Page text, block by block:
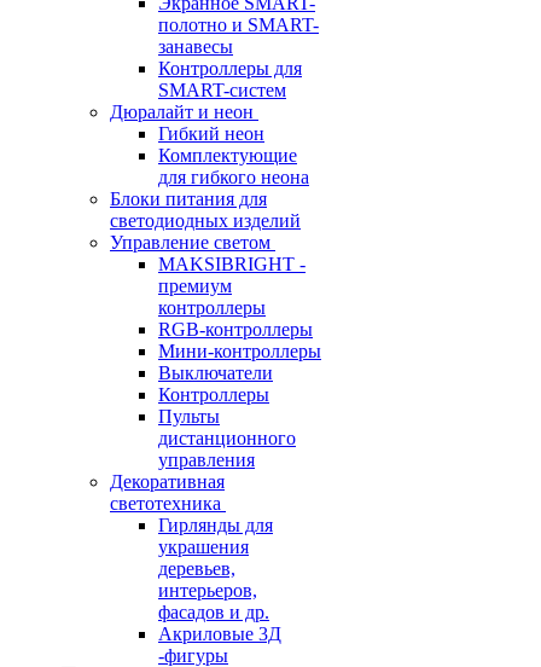
полотно и SMART-
занавесы
Контроллеры для
SMART-систем
Дюралайт и неон
Гибкий неон
Комплектующие
для гибкого неона
Блоки питания для
светодиодных изделий
Управление светом
MAKSIBRIGHT -
премиум
контроллеры
RGB-контроллеры
Мини-контроллеры
Выключатели
Контроллеры
Пульты
дистанционного
управления
Декоративная
светотехника
Гирлянды для
украшения
деревьев,
интерьеров,
фасадов и др.
Акриловые 3Д
-фигуры